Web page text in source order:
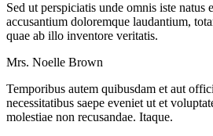
Sed ut perspiciatis unde omnis iste natus
accusantium doloremque laudantium,
quae ab illo inventore veritatis.
Mrs. Noelle Brown
Temporibus autem quibusdam et aut
necessitatibus saepe eveniet ut et
molestiae non recusandae. Itaque.